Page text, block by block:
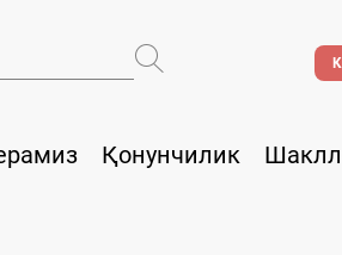
Қонунчилик